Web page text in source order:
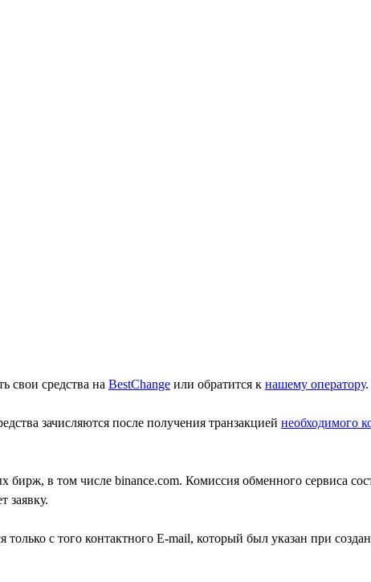
свои средства на BestChange или обратится к нашему оператору.
зачисляются после получения транзакцией необходимого
в том числе binance.com. Комиссия обменного сервиса
заявку.
с того контактного Е-mail, который был указан при